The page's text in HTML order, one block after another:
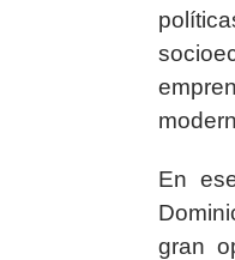
En
gran